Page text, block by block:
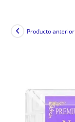
Producto anterior